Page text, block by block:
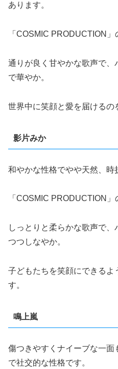
あります。
「COSMIC PRODUCTION」
通りが良く甘やかな歌声で、
で華やか。
世界中に笑顔と愛を届けるの
影片みか
和やかな性格でやや天然、時
「COSMIC PRODUCTION」
しっとりと柔らかな歌声で
つつしなやか。
子どもたちを笑顔にできるよ
す。
鳴上嵐
傷つきやすくナイーブな一面
で社交的な性格です。